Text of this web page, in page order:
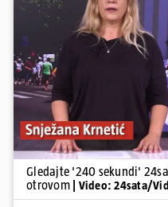
Gledajte '240 sekundi'
otrovom
| Video: 24sata/